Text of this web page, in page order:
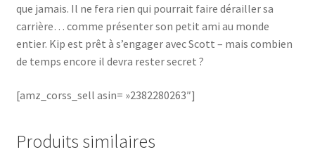
que jamais. Il ne fera rien qui pourrait faire dérailler sa
carrière… comme présenter son petit ami au monde
entier. Kip est prêt à s’engager avec Scott – mais combien
de temps encore il devra rester secret ?
[amz_corss_sell asin= »2382280263″]
Produits similaires